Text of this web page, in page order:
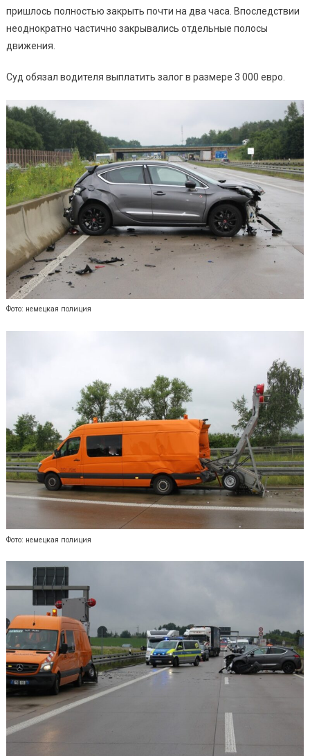
пришлось полностью закрыть почти на два часа. Впоследствии
неоднократно частично закрывались отдельные полосы
движения.
Суд обязал водителя выплатить залог в размере 3 000 евро.
Фото: немецкая полиция
Фото: немецкая полиция